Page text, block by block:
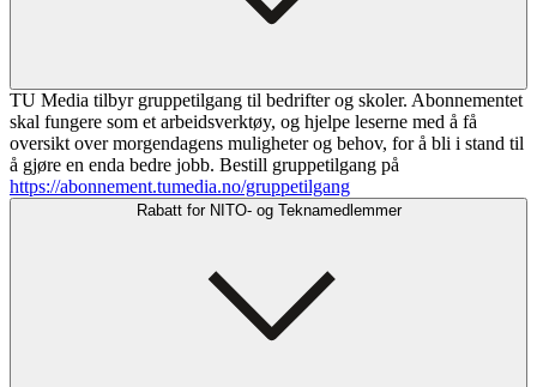
TU Media tilbyr gruppetilgang til bedrifter og skoler. Abonnementet
skal fungere som et arbeidsverktøy, og hjelpe leserne med å få
oversikt over morgendagens muligheter og behov, for å bli i stand til
å gjøre en enda bedre jobb. Bestill gruppetilgang på
https://abonnement.tumedia.no/gruppetilgang
Rabatt for NITO- og Teknamedlemmer